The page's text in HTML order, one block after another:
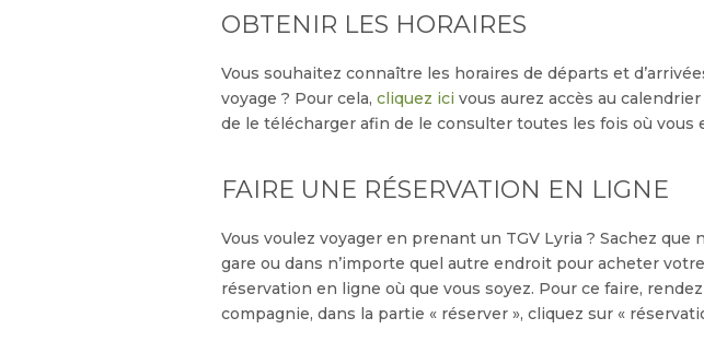
OBTENIR LES HORAIRES
Vous souhaitez connaître les horaires de départs et
voyage ? Pour cela, cliquez ici vous aurez accès au
de le télécharger afin de le consulter toutes les fois où vous
FAIRE UNE RÉSERVATION EN LIGNE
Vous voulez voyager en prenant un TGV Lyria ? Sachez que
gare ou dans n’importe quel autre endroit pour acheter
réservation en ligne où que vous soyez. Pour ce faire,
compagnie, dans la partie « réserver », cliquez sur «